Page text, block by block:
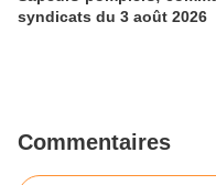
syndicats du 3 août 2026
Commentaires